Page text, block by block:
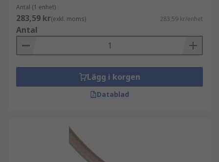
Antal (1 enhet)
283,59 kr(exkl. moms) 283,59 kr/enhet
Antal
Lägg i korgen
Datablad